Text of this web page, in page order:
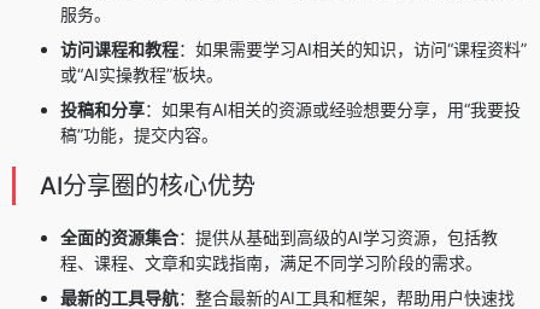
服务。
访问课程和教程：如果需要学习AI相关的知识，访问“课程资料”
或“AI实操教程”板块。
投稿和分享：如果有AI相关的资源或经验想要分享，用“我要投
稿”功能，提交内容。
AI分享圈的核心优势
全面的资源集合：提供从基础到高级的AI学习资源，包括教
程、课程、文章和实践指南，满足不同学习阶段的需求。
最新的工具导航：整合最新的AI工具和框架，帮助用户快速找